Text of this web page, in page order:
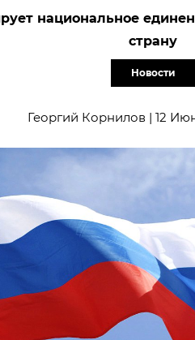
национальное
страну
Новости
Георгий Корнилов | 12